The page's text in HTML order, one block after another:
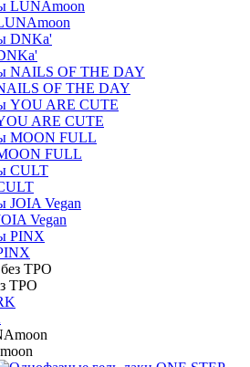
OF THE DAY
ARE CUTE
FULL
Vegan
TPO